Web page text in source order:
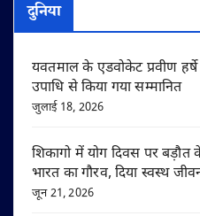
दुनिया
यवतमाल के एडवोकेट प्रवीण
उपाधि से किया गया सम्मानित
जुलाई 18, 2026
शिकागो में योग दिवस पर बड़ौत
भारत का गौरव, दिया स्वस्थ
जून 21, 2026